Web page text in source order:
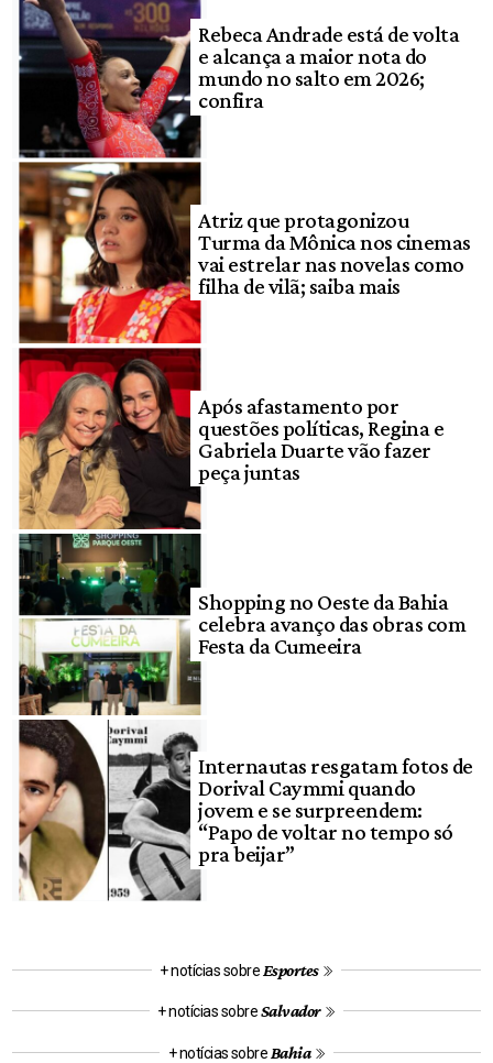
Rebeca Andrade está de volta
e alcança a maior nota do
mundo no salto em 2026;
confira
Atriz que protagonizou
Turma da Mônica nos cinemas
vai estrelar nas novelas como
filha de vilã; saiba mais
Após afastamento por
questões políticas, Regina e
Gabriela Duarte vão fazer
peça juntas
Shopping no Oeste da Bahia
celebra avanço das obras com
Festa da Cumeeira
Internautas resgatam fotos de
Dorival Caymmi quando
jovem e se surpreendem:
“Papo de voltar no tempo só
pra beijar”
+ notícias sobre Esportes
+ notícias sobreSalvador
+ notícias sobre Bahia